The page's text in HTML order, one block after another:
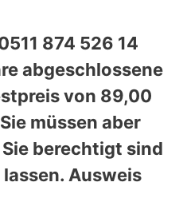
874 526 14
abgeschlossene
von 89,00
müssen aber
berechtigt sind
Ausweis